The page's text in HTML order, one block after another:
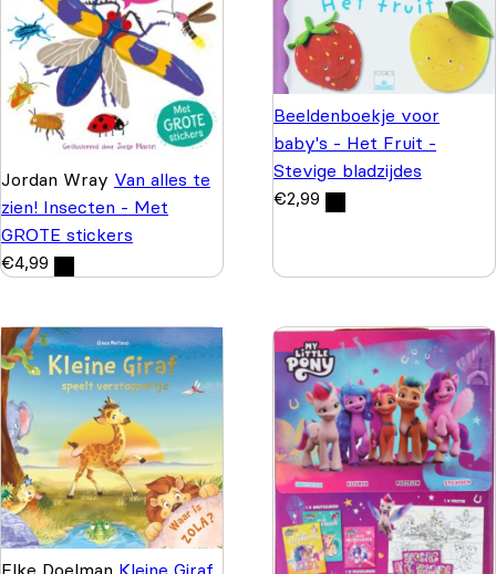
Jordan Wray Van alles te
zien! Insecten - Met
GROTE stickers
€4,99
Beeldenboekje voor
baby's - Het Fruit -
Stevige bladzijdes
€2,99